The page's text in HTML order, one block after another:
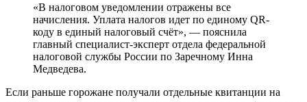
«В налоговом уведомлении отражены все
начисления. Уплата налогов идет по единому QR-
коду в единый налоговый счёт», — пояснила
главный специалист-эксперт отдела федеральной
налоговой службы России по Заречному Инна
Медведева.
Если раньше горожане получали отдельные квитанции на